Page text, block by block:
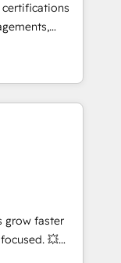
en
SEA,
IA,
- 40
certifications
to
team
term
•
cleanups •
to-
and
tools
with
grow faster
💥
can help you